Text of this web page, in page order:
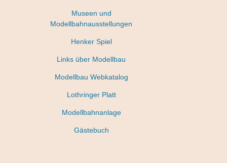
Museen und
Modellbahnausstellungen
Henker Spiel
Links über Modellbau
Modellbau Webkatalog
Lothringer Platt
Modellbahnanlage
Gästebuch